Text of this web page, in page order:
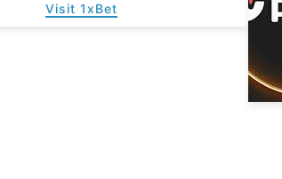
Visit 1xBet